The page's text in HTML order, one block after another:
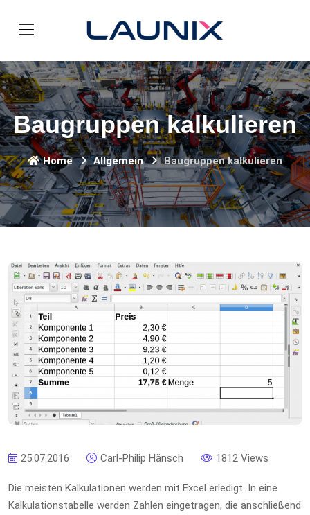
Baugruppen kalkulieren
Home Allgemein Baugruppen kalkulieren
25.07.2016 Carl-Philip Hänsch 1812 Views
Die meisten Kalkulationen werden mit Excel erledigt. In eine
Kalkulationstabelle werden Zahlen eingetragen, die anschließend